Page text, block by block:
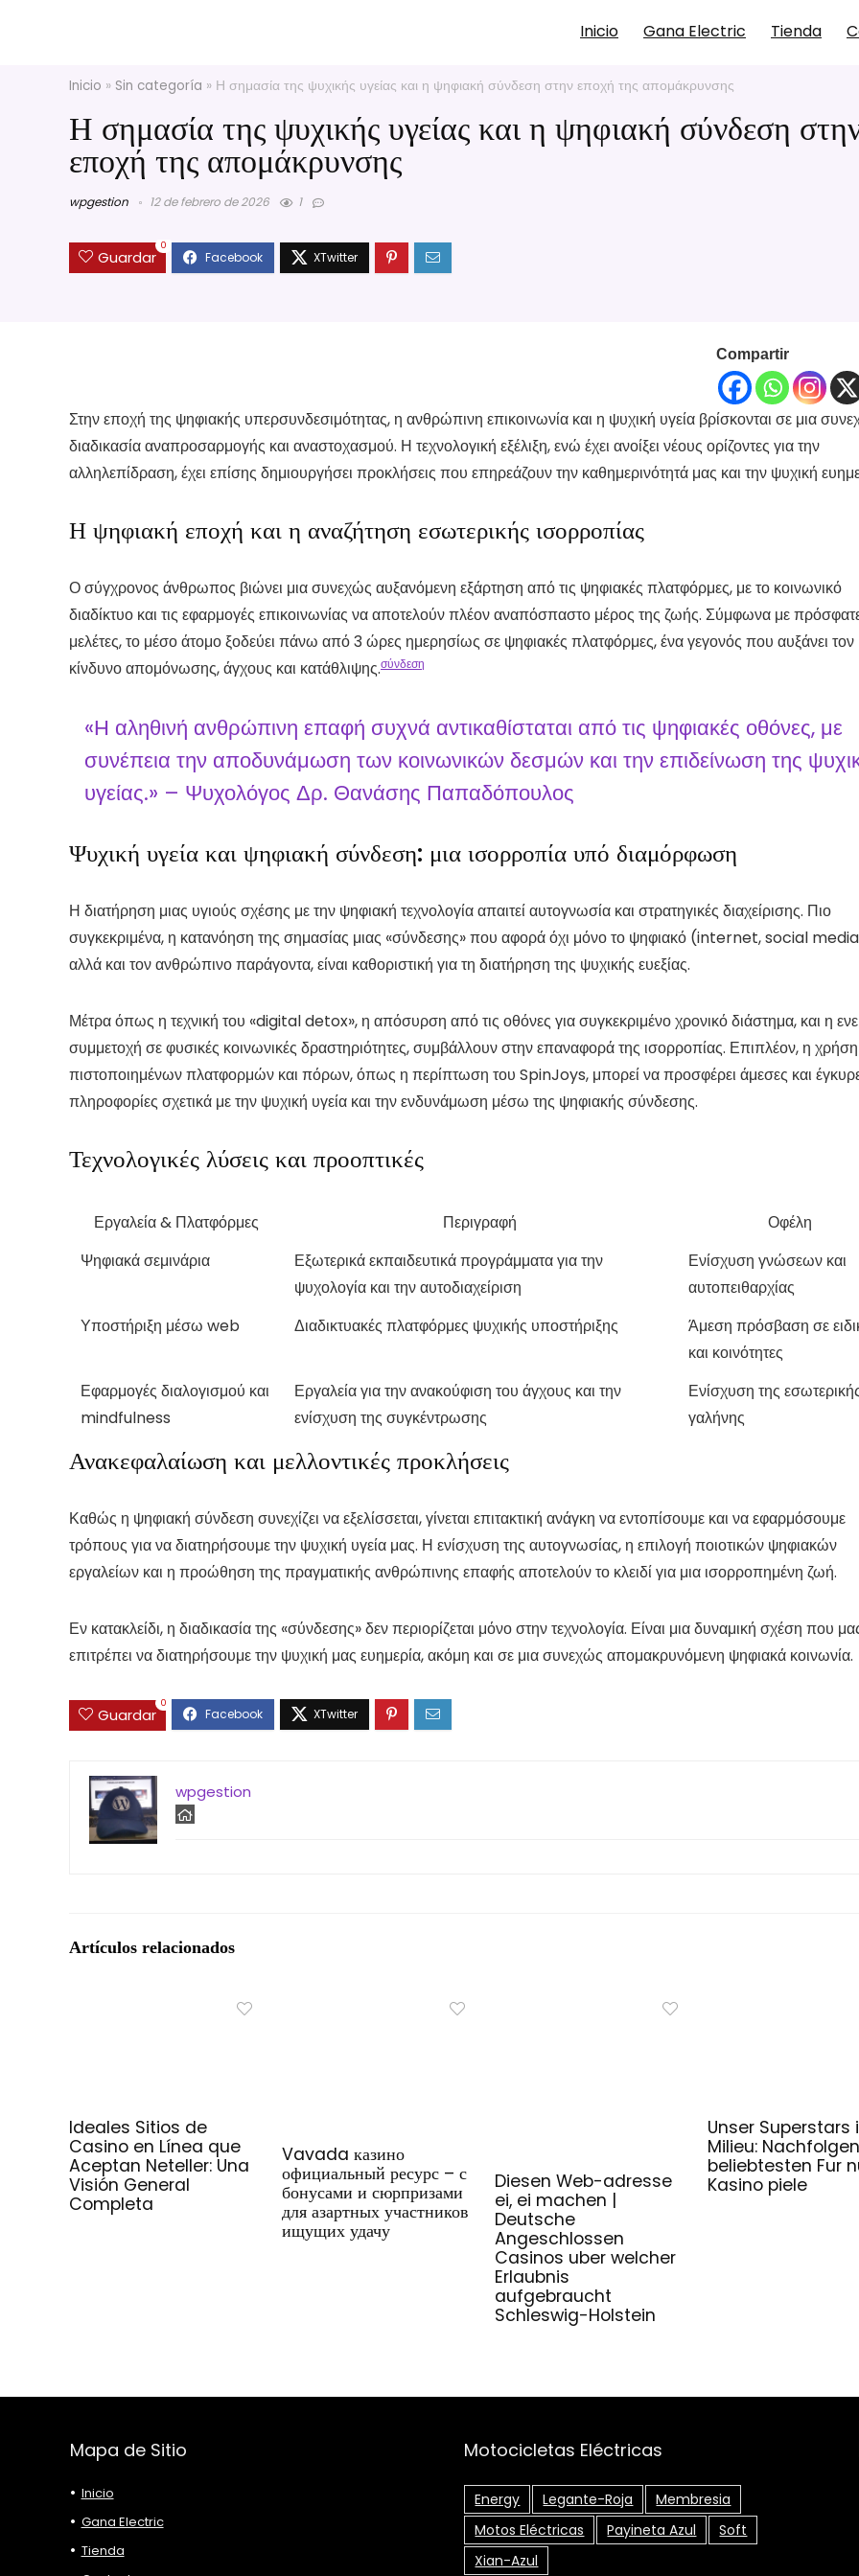
Inicio Gana Electric Tienda
Inicio » Sin categoría » Η σημασία της ψυχικής υγείας και η ψηφιακή σύνδεση στην εποχή της απομάκρυνσης
Η σημασία της ψυχικής υγείας και η ψηφιακή σύνδεση
εποχή της απομάκρυνσης
wpgestion 12 de febrero de 2026 1
Guardar
0
Compartir
Στην εποχή της ψηφιακής υπερσυνδεσιμότητας, η ανθρώπινη επικοινωνία και η ψυχική υγεία βρίσκονται σε μια
διαδικασία αναπροσαρμογής και αναστοχασμού. Η τεχνολογική εξέλιξη, ενώ έχει ανοίξει νέους ορίζοντες για την
αλληλεπίδραση, έχει επίσης δημιουργήσει προκλήσεις που επηρεάζουν την καθημερινότητά μας και την ψυχική
Η ψηφιακή εποχή και η αναζήτηση εσωτερικής ισορροπίας
Ο σύγχρονος άνθρωπος βιώνει μια συνεχώς αυξανόμενη εξάρτηση από τις ψηφιακές πλατφόρμες, με το κοινωνικό
διαδίκτυο και τις εφαρμογές επικοινωνίας να αποτελούν πλέον αναπόσπαστο μέρος της ζωής. Σύμφωνα με
μελέτες, το μέσο άτομο ξοδεύει πάνω από 3 ώρες ημερησίως σε ψηφιακές πλατφόρμες, ένα γεγονός που αυξάνει τον
κίνδυνο απομόνωσης, άγχους και κατάθλιψης.σύνδεση
«Η αληθινή ανθρώπινη επαφή συχνά αντικαθίσταται από τις ψηφιακές οθόνες, με
συνέπεια την αποδυνάμωση των κοινωνικών δεσμών και την επιδείνωση της
υγείας.» – Ψυχολόγος Δρ. Θανάσης Παπαδόπουλος
Ψυχική υγεία και ψηφιακή σύνδεση: μια ισορροπία υπό διαμόρφωση
Η διατήρηση μιας υγιούς σχέσης με την ψηφιακή τεχνολογία απαιτεί αυτογνωσία και στρατηγικές διαχείρισης. Πιο
συγκεκριμένα, η κατανόηση της σημασίας μιας «σύνδεσης» που αφορά όχι μόνο το ψηφιακό (internet, social
αλλά και τον ανθρώπινο παράγοντα, είναι καθοριστική για τη διατήρηση της ψυχικής ευεξίας.
Μέτρα όπως η τεχνική του «digital detox», η απόσυρση από τις οθόνες για συγκεκριμένο χρονικό διάστημα, και η
συμμετοχή σε φυσικές κοινωνικές δραστηριότητες, συμβάλλουν στην επαναφορά της ισορροπίας. Επιπλέον, η χρήση
πιστοποιημένων πλατφορμών και πόρων, όπως η περίπτωση του SpinJoys, μπορεί να προσφέρει άμεσες και
πληροφορίες σχετικά με την ψυχική υγεία και την ενδυνάμωση μέσω της ψηφιακής σύνδεσης.
Τεχνολογικές λύσεις και προοπτικές
Εργαλεία & Πλατφόρμες Περιγραφή
Οφέλη
Ψηφιακά σεμινάρια
Εξωτερικά εκπαιδευτικά προγράμματα για την
ψυχολογία και την αυτοδιαχείριση
Ενίσχυση γνώσεων και
αυτοπειθαρχίας
Υποστήριξη μέσω web
Διαδικτυακές πλατφόρμες ψυχικής υποστήριξης
Άμεση πρόσβαση σε
και κοινότητες
Εφαρμογές διαλογισμού και
mindfulness
Εργαλεία για την ανακούφιση του άγχους και την
ενίσχυση της συγκέντρωσης
Ενίσχυση της
γαλήνης
Ανακεφαλαίωση και μελλοντικές προκλήσεις
Καθώς η ψηφιακή σύνδεση συνεχίζει να εξελίσσεται, γίνεται επιτακτική ανάγκη να εντοπίσουμε και να εφαρμόσουμε
τρόπους για να διατηρήσουμε την ψυχική υγεία μας. Η ενίσχυση της αυτογνωσίας, η επιλογή ποιοτικών ψηφιακών
εργαλείων και η προώθηση της πραγματικής ανθρώπινης επαφής αποτελούν το κλειδί για μια ισορροπημένη ζωή.
Εν κατακλείδι, η διαδικασία της «σύνδεσης» δεν περιορίζεται μόνο στην τεχνολογία. Είναι μια δυναμική σχέση που
επιτρέπει να διατηρήσουμε την ψυχική μας ευημερία, ακόμη και σε μια συνεχώς απομακρυνόμενη ψηφιακά κοινωνία.
Guardar
0
wpgestion
Artículos relacionados
Ideales Sitios de
Casino en Línea que
Aceptan Neteller: Una
Visión General
Completa
Vavada казино
официальный ресурс – с
бонусами и сюрпризами
для азартных участников
ищущих удачу
Diesen Web-adresse
ei, ei machen |
Deutsche
Angeschlossen
Casinos uber welcher
Erlaubnis
aufgebraucht
Schleswig-Holstein
Unser Superstars
Milieu:
beliebtesten Fur
Kasino piele
Mapa de Sitio
Inicio
Gana Electric
Tienda
Motocicletas Eléctricas
Energy Legante-Roja
Membresia
Motos Eléctricas
Payineta Azul
Soft
Xian-Azul